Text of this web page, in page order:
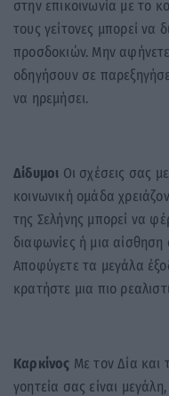
στην επικοινωνία με το
τους γείτονες μπορεί να
προσδοκιών. Μην
οδηγήσουν σε
να ηρεμήσει.
Δίδυμοι Οι σχέσεις σας
κοινωνική ομάδα
της Σελήνης μπορεί να
διαφωνίες ή μια αίσθηση
Αποφύγετε τα μεγάλα
κρατήστε μια πιο
Καρκίνος Με τον Δία και
γοητεία σας είναι